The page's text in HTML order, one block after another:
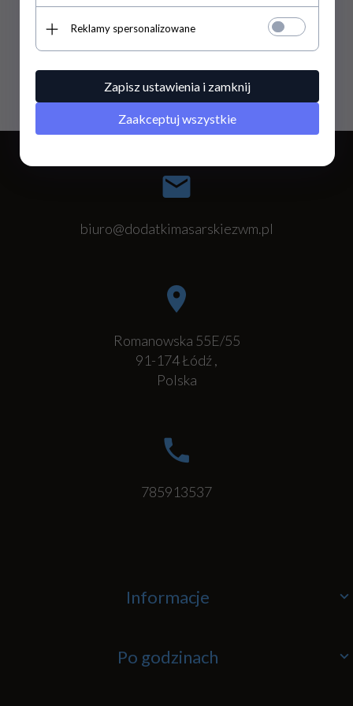
Resto Quality
Zernike
biuro@dodatkimasarskiezwm.pl
Romanowska 55E/55
91-174Łódź,
Polska
785913537
Informacje
Po godzinach
Reklamy spersonalizowane
Zapisz ustawienia i zamknij
Zaakceptuj wszystkie